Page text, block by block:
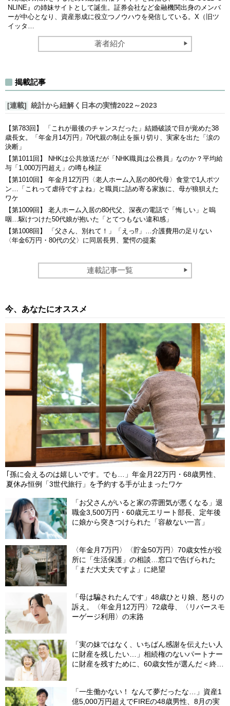
NLINE』の姉妹サイトとして誕生。証券会社など金融機関出身のメンバ
ーが中心となり、資産形成に役立つノウハウを発信している。X（旧ツ
イッタ…
著者紹介
揭載記事
[連載] 統計から紐解く日本の実情2022～2023
【第783回】 「これが最後のチャンスだった」結婚破談で目が覚めた38
歳長女。「年金月14万円」70代親の制止を振り切り、実家を出た「涙の
決断」
【第1011回】 NHKは公共放送だが「NHK職員は公務員」なのか？平均給
与「1,000万円超え」の噂も検証
【第1010回】 年金月12万円〈老人ホーム入居の80代母〉食堂で1人ポツ
ン…「これって虐待ですよね」と職員に詰め寄る家族に、母が狼狽えた
ワケ
【第1009回】 老人ホーム入居の80代父、深夜の電話で「悔しい」と嗚
咽…駆けつけた50代娘が抱いた「とてつもない違和感」
【第1008回】 「父さん、別れて！」「えっ⁉」…介護費用の足りない
〈年金6万円・80代の父〉に同居長男、驚愕の提案
連載記事一覧
今、あなたにオススメ
｢孫に会えるのは嬉しいです。でも…」年金月22万円・68歳男性、
夏休み恒例「3世代旅行」を予約する手が止まったワケ
「お父さんがいると家の雰囲気が悪くなる」退
職金3,500万円・60歳元エリート部長、定年後
に娘から突きつけられた「容赦ない一言」
〈年金月7万円〉〈貯金50万円〉70歳女性が役
所に「生活保護」の相談…窓口で告げられた
「まだ大丈夫ですよ」に絶望
「母は騙されたんです」48歳ひとり娘、怒りの
訴え。〈年金月12万円〉72歳母、〈リバースモ
ーゲージ利用〉の末路
「実の妹ではなく、いちばん感謝を伝えたい人
に財産を残したい…」相続権のないパートナー
に財産を残すために、60歳女性が選んだ＜終活
「一生働かない！ なんて夢だったな…」資産1
億5,000万円超えでFIREの48歳男性、8月の実